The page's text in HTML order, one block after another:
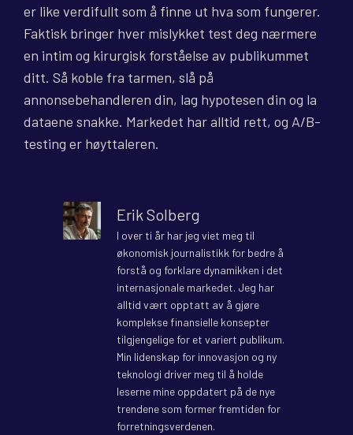
er like verdifullt som å finne ut hva som fungerer.
Faktisk bringer hver mislykket test deg nærmere
en intim og kirurgisk forståelse av publikummet
ditt. Så koble fra tarmen, slå på
annonsebehandleren din, lag hypotesen din og la
dataene snakke. Markedet har alltid rett, og A/B-
testing er høyttaleren.
Erik Solberg
I over ti år har jeg viet meg til
økonomisk journalistikk for bedre å
forstå og forklare dynamikken i det
internasjonale markedet. Jeg har
alltid vært opptatt av å gjøre
komplekse finansielle konsepter
tilgjengelige for et variert publikum.
Min lidenskap for innovasjon og ny
teknologi driver meg til å holde
leserne mine oppdatert på de nye
trendene som former fremtiden for
forretningsverdenen.